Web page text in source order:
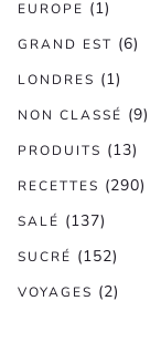
EUROPE (1)
GRAND EST (6)
LONDRES (1)
NON CLASSÉ (9)
PRODUITS (13)
RECETTES (290)
SALÉ (137)
SUCRÉ (152)
VOYAGES (2)